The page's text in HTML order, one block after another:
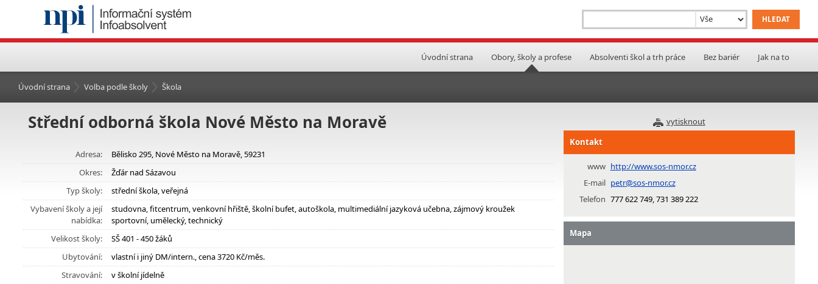
Úvodní strana Obory, školy a profese Absolventi škol a trh práce Bez bariér Jak na to
Úvodní strana Volba podle školy Škola
vytisknout
Střední odborná škola Nové Město na Moravě
Adresa:
Bělisko 295, Nové Město na Moravě, 59231
Okres:
Žďár nad Sázavou
Typ školy:
střední škola, veřejná
Vybavení školy a její
nabídka:
studovna, fitcentrum, venkovní hřiště, školní bufet, autoškola, multimediální jazyková učebna, zájmový kroužek
sportovní, umělecký, technický
Velikost školy:
SŠ 401 - 450 žáků
Ubytování:
vlastní i jiný DM/intern., cena 3720 Kč/měs.
Stravování:
v školní jídelně
Kontakt
www http://www.sos-nmor.cz
E-mail petr@sos-nmor.cz
Telefon 777 622 749, 731 389 222
Mapa